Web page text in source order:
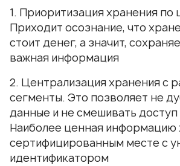
1. Приоритизация хранения по
Приходит осознание, что
стоит денег, а значит,
важная информация
2. Централизация хранения с
сегменты. Это позволяет не
данные и не смешивать доступ
Наиболее ценная информацию
сертифицированным месте с
идентификатором